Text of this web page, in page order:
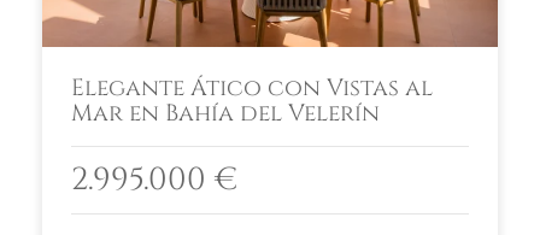
Elegante Ático con Vistas al
Mar en Bahía del Velerín
2.995.000 €